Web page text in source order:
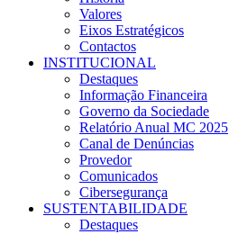
Valores
Eixos Estratégicos
Contactos
INSTITUCIONAL
Destaques
Informação Financeira
Governo da Sociedade
Relatório Anual MC 2025
Canal de Denúncias
Provedor
Comunicados
Cibersegurança
SUSTENTABILIDADE
Destaques